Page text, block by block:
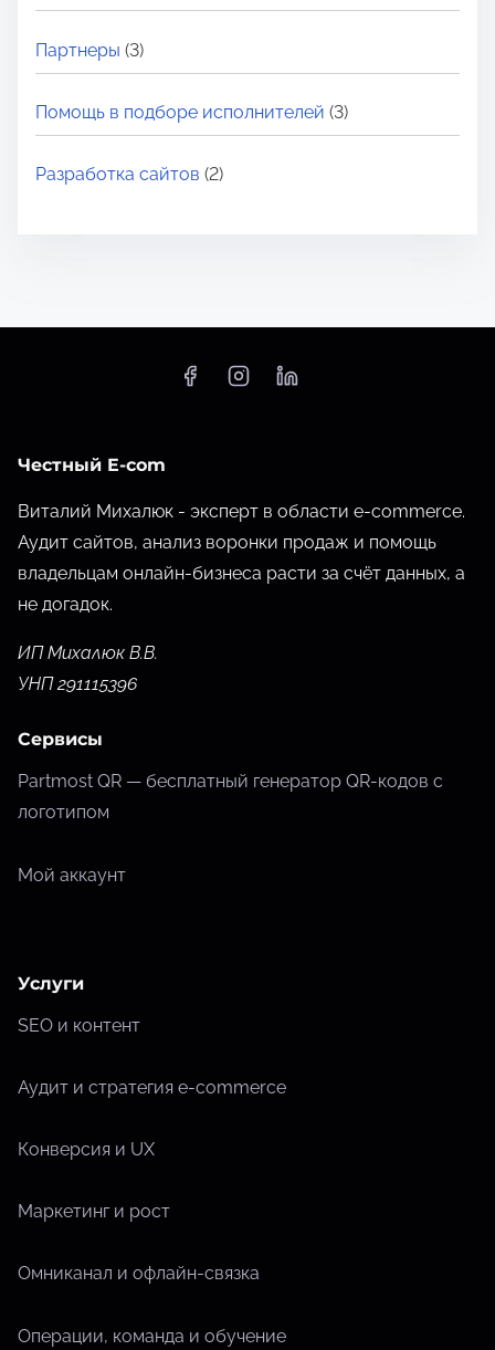
Партнеры (3)
Помощь в подборе исполнителей (3)
Разработка сайтов (2)
Честный E-com
Виталий Михалюк - эксперт в области e-commerce.
Аудит сайтов, анализ воронки продаж и помощь
владельцам онлайн-бизнеса расти за счёт данных, а
не догадок.
ИП Михалюк В.В.
УНП 291115396
Сервисы
Partmost QR — бесплатный генератор QR-кодов с
логотипом
Мой аккаунт
Услуги
SEO и контент
Аудит и стратегия e-commerce
Конверсия и UX
Маркетинг и рост
Омниканал и офлайн-связка
Операции, команда и обучение